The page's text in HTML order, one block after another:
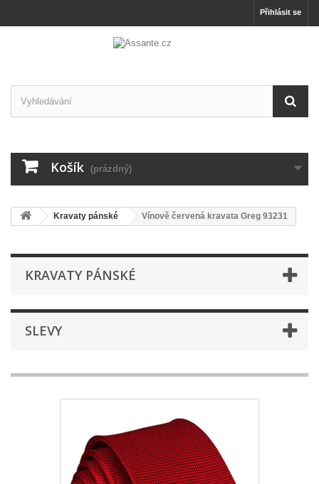
Přihlásit se
Košík (prázdný)
Kravaty pánské Vínově červená kravata Greg 93231
KRAVATY PÁNSKÉ
SLEVY